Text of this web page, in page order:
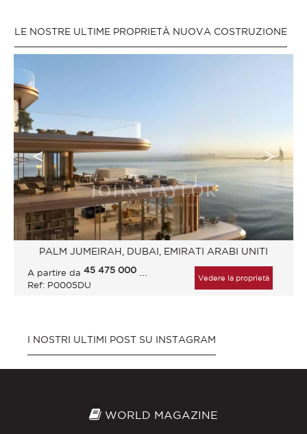
LE NOSTRE ULTIME PROPRIETÀ NUOVA COSTRUZIONE
PALM JUMEIRAH, DUBAI, EMIRATI ARABI UNITI
A partire da 45 475 000
Ref: P0005DU
Vedere la proprietà
I NOSTRI ULTIMI POST SU INSTAGRAM
WORLD MAGAZINE